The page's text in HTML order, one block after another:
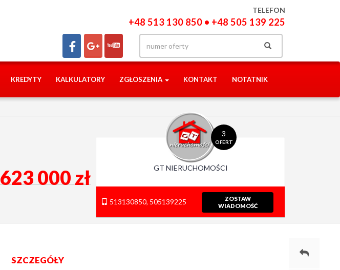
TELEFON
+48 513 130 850 • +48 505 139 225
KREDYTY KALKULATORY ZGŁOSZENIA KONTAKT NOTATNIK
623 000 zł
3
OFERT
GT NIERUCHOMOŚCI
513130850, 505139225
ZOSTAW
WIADOMOŚĆ
SZCZEGÓŁY